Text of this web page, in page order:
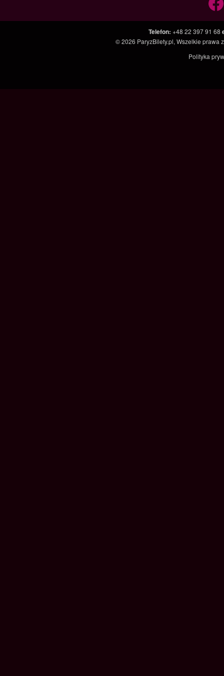
Telefon: +48 22 397 91 68
© 2026 ParyzBilety.pl, Wszelkie prawa
Polityka